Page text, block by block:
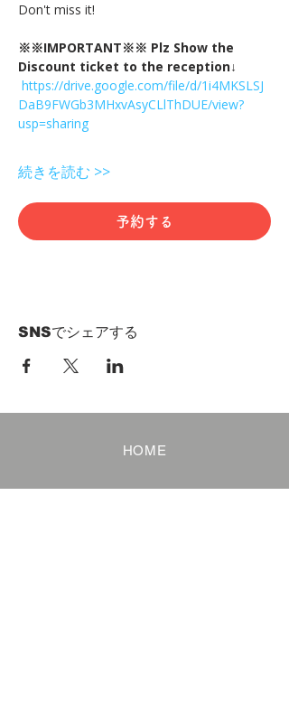
Don't miss it!
※※IMPORTANT※※ Plz Show the
Discount ticket to the reception↓
https://drive.google.com/file/d/1i4MKSLSJ
DaB9FWGb3MHxvAsyCLlThDUE/view?
usp=sharing
続きを読む >>
予約する
SNSでシェアする
HOME